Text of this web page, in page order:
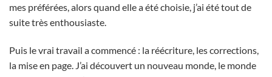
mes préférées, alors quand elle a été choisie, j’ai été tout de
suite très enthousiaste.
Puis le vrai travail a commencé : la réécriture, les corrections,
la mise en page. J’ai découvert un nouveau monde, le monde